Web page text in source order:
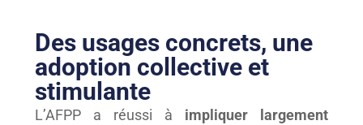
Des usages concrets, une
adoption collective et
stimulante
L’AFPP a réussi à impliquer largement